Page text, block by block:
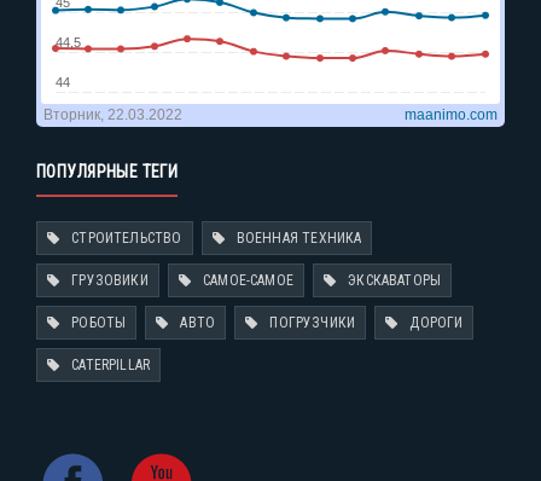
ПОПУЛЯРНЫЕ ТЕГИ
СТРОИТЕЛЬСТВО ВОЕННАЯ ТЕХНИКА
ГРУЗОВИКИ САМОЕ-САМОЕ ЭКСКАВАТОРЫ
РОБОТЫ АВТО ПОГРУЗЧИКИ ДОРОГИ
CATERPILLAR